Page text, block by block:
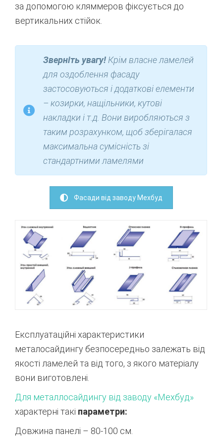
за допомогою кляммеров фіксується до
вертикальних стійок.
Зверніть увагу! Крім власне ламелей
для оздоблення фасаду
застосовуються ідодатковіелементи
– козирки, нащільники, кутові
накладки і т.д. Вони виробляються з
таким розрахунком, щобзберігалася
максимальна сумісність зі
стандартними ламелями
Фасади від заводу Мехбуд
Експлуатаційні характеристики
металосайдингу безпосередньо залежать від
якості ламелей та від того, з якого матеріалу
вони виготовлені.
Для металлосайдингу від заводу «Мехбуд»
характерні такі параметри:
Довжина панелі – 80-100 см.